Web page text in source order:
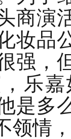
商演
妆品
强，
乐
是多
领情